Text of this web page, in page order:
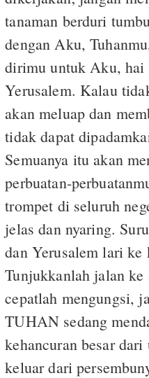
tanaman berduri
dengan Aku,
dirimu untuk Aku, hai
Yerusalem. Kalau
akan meluap dan
tidak dapat
Semuanya itu akan
perbuatan-
trompet di seluruh
jelas dan nyaring.
dan Yerusalem lari
Tunjukkanlah jalan
cepatlah mengungsi,
TUHAN sedang
kehancuran besar dari
keluar dari